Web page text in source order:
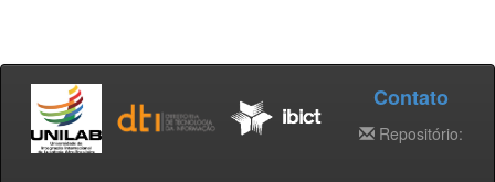
Contato
Repositório: